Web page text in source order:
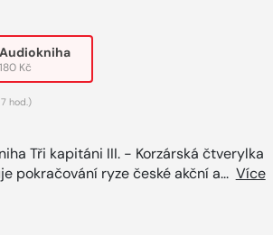
Audiokniha
180 Kč
hod.)
Tři kapitáni III. - Korzárská čtverylka
pokračování ryze české akční a... Více